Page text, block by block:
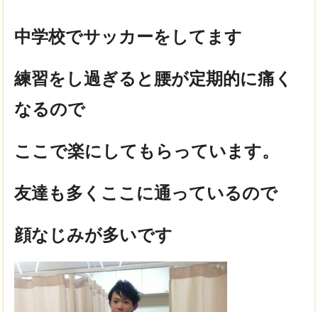
中学校でサッカーをしてます
練習をし過ぎると腰が定期的に痛く
なるので
ここで楽にしてもらっています。
友達も多くここに通っているので
顔なじみが多いです